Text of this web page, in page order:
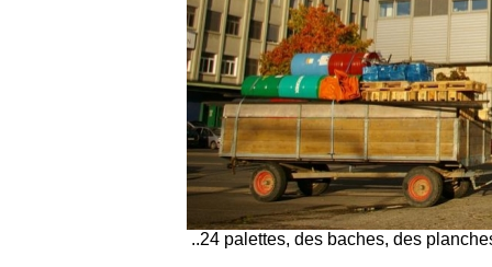
..24 palettes, des baches, des